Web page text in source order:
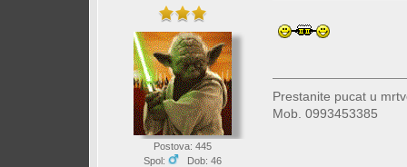
Postova: 445
Spol:
Dob: 46
Prestanite pucat u
Mob. 0993453385